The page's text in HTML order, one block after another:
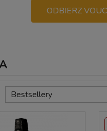
ODBIERZ
Bestsellery